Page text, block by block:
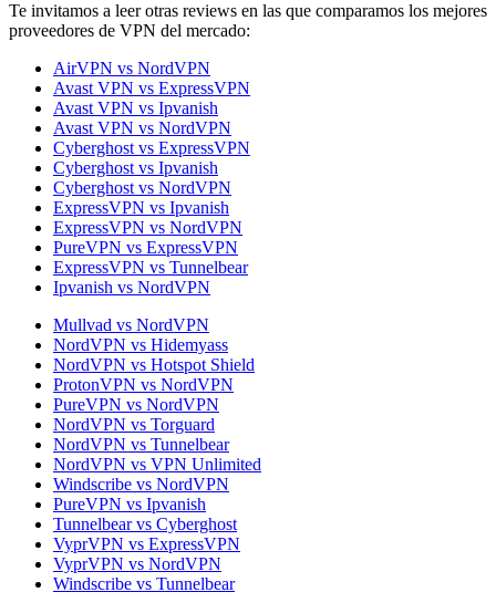
Te invitamos a leer otras reviews en las que comparamos los mejores
proveedores de VPN del mercado:
AirVPN vs NordVPN
Avast VPN vs ExpressVPN
Avast VPN vs Ipvanish
Avast VPN vs NordVPN
Cyberghost vs ExpressVPN
Cyberghost vs Ipvanish
Cyberghost vs NordVPN
ExpressVPN vs Ipvanish
ExpressVPN vs NordVPN
PureVPN vs ExpressVPN
ExpressVPN vs Tunnelbear
Ipvanish vs NordVPN
Mullvad vs NordVPN
NordVPN vs Hidemyass
NordVPN vs Hotspot Shield
ProtonVPN vs NordVPN
PureVPN vs NordVPN
NordVPN vs Torguard
NordVPN vs Tunnelbear
NordVPN vs VPN Unlimited
Windscribe vs NordVPN
PureVPN vs Ipvanish
Tunnelbear vs Cyberghost
VyprVPN vs ExpressVPN
VyprVPN vs NordVPN
Windscribe vs Tunnelbear